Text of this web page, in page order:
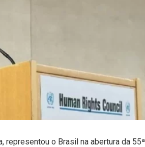
representou o Brasil na abertura da 55ª